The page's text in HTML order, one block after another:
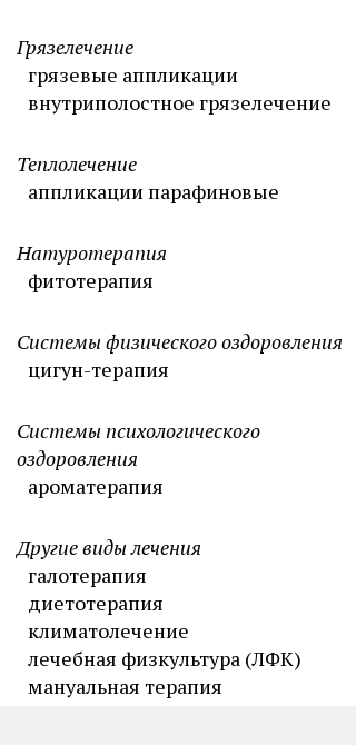
Грязелечение
грязевые аппликации
внутриполостное грязелечение
Теплолечение
аппликации парафиновые
Натуротерапия
фитотерапия
Системы физического оздоровления
цигун-терапия
Системы психологического
оздоровления
ароматерапия
Другие виды лечения
галотерапия
диетотерапия
климатолечение
лечебная физкультура (ЛФК)
мануальная терапия